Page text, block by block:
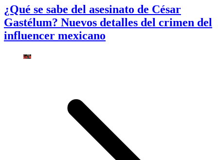
¿Qué se sabe del asesinato de César
Gastélum? Nuevos detalles del crimen del
influencer mexicano